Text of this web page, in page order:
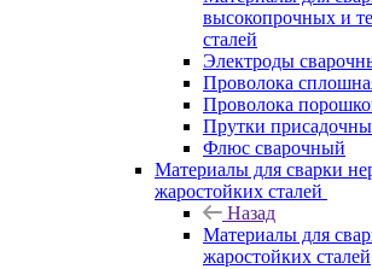
высокопрочных и
сталей
Электроды
Проволока
Проволока
Прутки
Флюс сварочный
Материалы для сварки
жаростойких сталей
Назад
Материалы для
жаростойких сталей